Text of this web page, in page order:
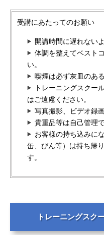
受講にあたってのお願い
開講時間に遅れない
体調を整えてベスト
い。
喫煙は必ず灰皿のあ
トレーニングスクー
はご遠慮ください。
写真撮影、ビデオ録
貴重品等は自己管理
お客様の持ち込みに
缶、びん等）は持ち帰
す。
トレーニングスク